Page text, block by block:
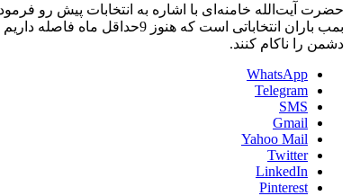
حضرت آیت‌الله خامنه‌ای با اشاره به انتخابات پیش رو
بمب باران انتخاباتی است که
دشمن را ناکام کنند.
WhatsApp
Telegram
SMS
Gmail
Yahoo Mail
Twitter
LinkedIn
Pinterest